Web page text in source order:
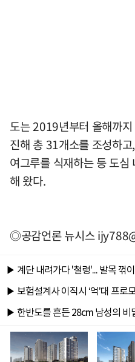
도는 2019년부터 올해까
진해 총 31개소를 조성하
여그루를 식재하는 등 도
해 왔다.
◎공감언론 뉴시스